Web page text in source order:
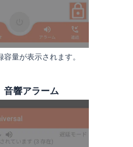
量が表示されます。
音響アラーム